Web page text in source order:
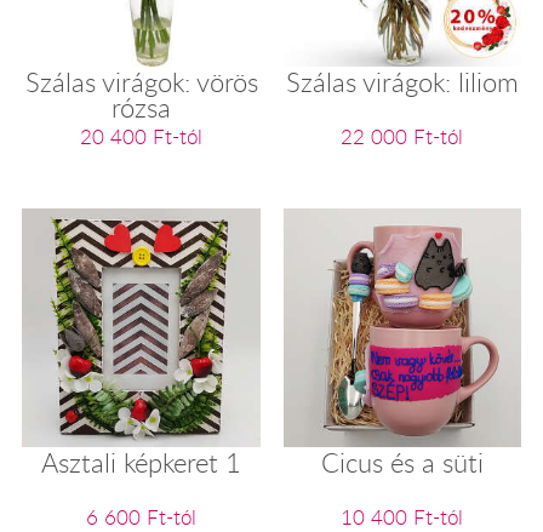
Szálas virágok: vörös
rózsa
20 400 Ft-tól
Szálas virágok: liliom
22 000 Ft-tól
Asztali képkeret 1
6 600 Ft-tól
Cicus és a süti
10 400 Ft-tól